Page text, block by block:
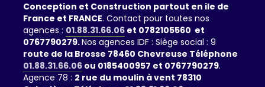
Conception et Construction partout en ile de
France et FRANCE. Contact pour toutes nos
agences : 01.88.31.66.06 et 0782105560 et
0767790279.Nos agences IDF : Siège social : 9
route de la Brosse 78460 Chevreuse Téléphone
01.88.31.66.06 ou 0185400957 et 0767790279.
Agence 78 : 2 rue du moulin à vent 78310